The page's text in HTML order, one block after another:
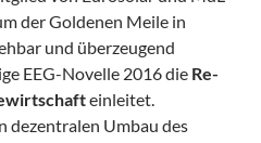
der Goldenen Meile in
und überzeugend
EEG-Novelle 2016 die Re-
einleitet.
dezentralen Umbau des